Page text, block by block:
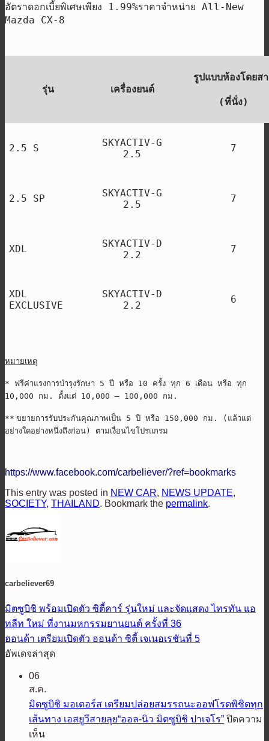
อัตราดอกเบี้ยพิเศษเพียง
1.99%ราคาจำหน่าย All-New
Mazda CX-8
รุ่น เครื่องยนต์
รูปแบบห้องโดยส
(ที่นั่ง)
2.5 S
SKYACTIV-G
2.5
7
2.5 SP
SKYACTIV-G
2.5
7
XDL
SKYACTIV-D
2.2
7
XDL
EXCLUSIVE
SKYACTIV-D
2.2
6
หมายเหตุ
* ฟรีค่าแรงการบำรุงรักษา 5 ปี หรือ 10 ครั้ง ทุก 6 เดือน หรือ ทุก
10,000 กม . ตั้งแต่ 10,000 – 100,000 กม .
** ขยายการรับประกันคุณภาพเป็น 5 ปี หรือ 150,000 กม . ( แล้วแต่
อย่างใดอย่างหนึ่งถึงก่อน ) ตามเงื่อนไขโปรแกรม
https://www.facebook.com/carbeliever/?ref=bookmarks
This entry was posted in NEW CAR, NEWS UPDATE,
SOCIETY, THAILAND. Bookmark the permalink.
carbeliever69
มิตซูบิชิ พร้อมเปิดตัว ซิตี้คาร์ รุ่นใหม่ และจัดแสดง ไทรทัน แอ
ทลีท ใหม่ ที่งานมหกรรมยานยนต์ ครั้งที่ 36
ฮอนด้า เตรียมเปิดตัว ฮอนด้า ซิตี้ เจเนอเรชันที่ 5
อัพเดจล่าสุด
06
ส.ค.
มิตซูบิชิ มอเตอร์ส เตรียมปล่อยสมรรถนะออฟโรดพิชิตทุก
เส้นทาง เอสยูวีสายลุย“ออล-นิว มิตซูบิชิ ปาเจโร” ปิดความ
เห็นบน